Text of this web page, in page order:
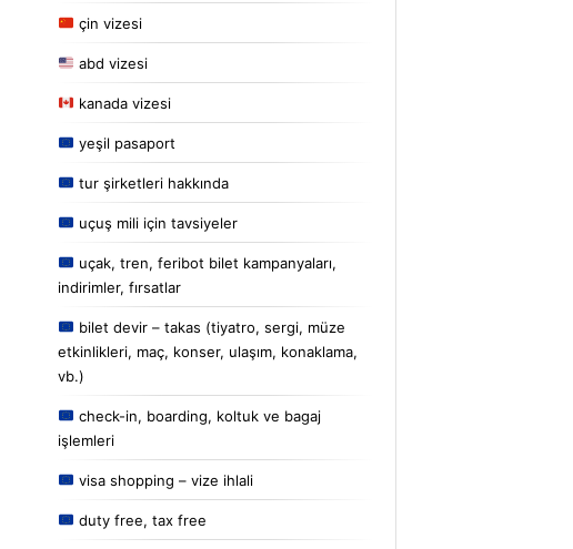
çin vizesi
abd vizesi
kanada vizesi
yeşil pasaport
tur şirketleri hakkında
uçuş mili için tavsiyeler
uçak, tren, feribot bilet kampanyaları,
indirimler, fırsatlar
bilet devir – takas (tiyatro, sergi, müze
etkinlikleri, maç, konser, ulaşım, konaklama,
vb.)
check-in, boarding, koltuk ve bagaj
işlemleri
visa shopping – vize ihlali
duty free, tax free